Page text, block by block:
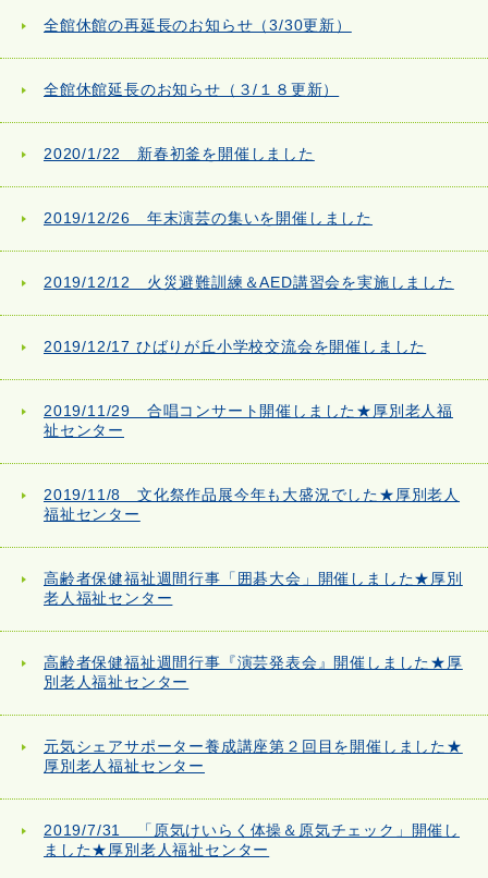
全館休館の再延長のお知らせ（3/30更新）
全館休館延長のお知らせ（３/１８更新）
2020/1/22 新春初釜を開催しました
2019/12/26 年末演芸の集いを開催しました
2019/12/12 火災避難訓練＆AED講習会を実施しました
2019/12/17 ひばりが丘小学校交流会を開催しました
2019/11/29 合唱コンサート開催しました★厚別老人福
祉センター
2019/11/8 文化祭作品展今年も大盛況でした★厚別老人
福祉センター
高齢者保健福祉週間行事「囲碁大会」開催しました★厚別
老人福祉センター
高齢者保健福祉週間行事『演芸発表会』開催しました★厚
別老人福祉センター
元気シェアサポーター養成講座第２回目を開催しました★
厚別老人福祉センター
2019/7/31 「原気けいらく体操＆原気チェック」開催し
ました★厚別老人福祉センター